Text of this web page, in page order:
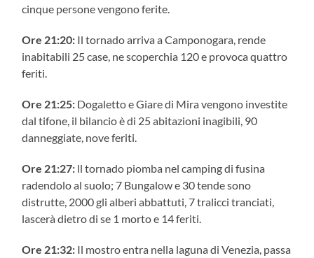
cinque persone vengono ferite.
Ore 21:20: Il tornado arriva a Camponogara, rende
inabitabili 25 case, ne scoperchia 120 e provoca quattro
feriti.
Ore 21:25: Dogaletto e Giare di Mira vengono investite
dal tifone, il bilancio è di 25 abitazioni inagibili, 90
danneggiate, nove feriti.
Ore 21:27: ll tornado piomba nel camping di fusina
radendolo al suolo; 7 Bungalow e 30 tende sono
distrutte, 2000 gli alberi abbattuti, 7 tralicci tranciati,
lascerà dietro di se 1 morto e 14 feriti.
Ore 21:32: Il mostro entra nella laguna di Venezia, passa